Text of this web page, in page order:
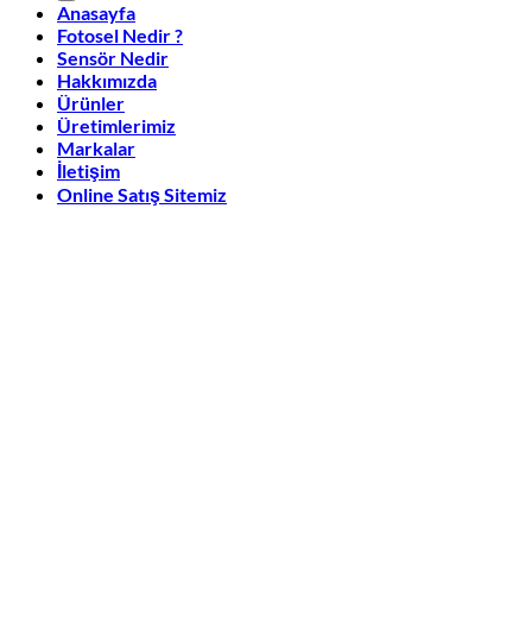
Anasayfa
Fotosel Nedir ?
Sensör Nedir
Hakkımızda
Ürünler
Üretimlerimiz
Markalar
İletişim
Online Satış Sitemiz